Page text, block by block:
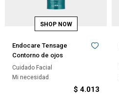
Endocare Tensage
Contorno de ojos
Cuidado Facial
Mi necesidad
$ 4.013